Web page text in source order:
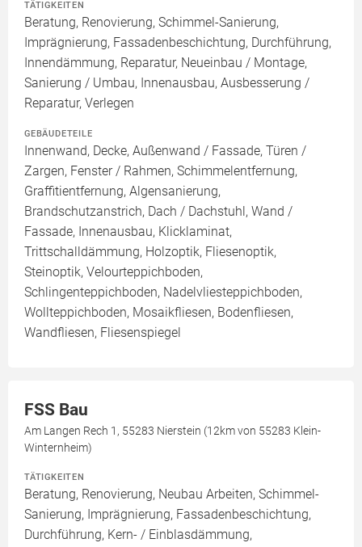
TÄTIGKEITEN
Beratung, Renovierung, Schimmel-Sanierung,
Imprägnierung, Fassadenbeschichtung, Durchführung,
Innendämmung, Reparatur, Neueinbau / Montage,
Sanierung / Umbau, Innenausbau, Ausbesserung /
Reparatur, Verlegen
GEBÄUDETEILE
Innenwand, Decke, Außenwand / Fassade, Türen /
Zargen, Fenster / Rahmen, Schimmelentfernung,
Graffitientfernung, Algensanierung,
Brandschutzanstrich, Dach / Dachstuhl, Wand /
Fassade, Innenausbau, Klicklaminat,
Trittschalldämmung, Holzoptik, Fliesenoptik,
Steinoptik, Velourteppichboden,
Schlingenteppichboden, Nadelvliesteppichboden,
Wollteppichboden, Mosaikfliesen, Bodenfliesen,
Wandfliesen, Fliesenspiegel
FSS Bau
Am Langen Rech 1, 55283 Nierstein (12km von 55283 Klein-
Winternheim)
TÄTIGKEITEN
Beratung, Renovierung, Neubau Arbeiten, Schimmel-
Sanierung, Imprägnierung, Fassadenbeschichtung,
Durchführung, Kern- / Einblasdämmung,